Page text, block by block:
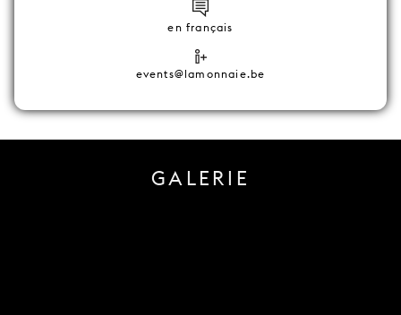
en français
events@lamonnaie.be
GALERIE